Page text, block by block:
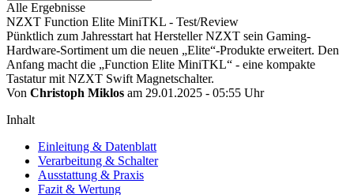
Alle Ergebnisse
NZXT Function Elite MiniTKL - Test/Review
Pünktlich zum Jahresstart hat Hersteller NZXT sein Gaming-
Hardware-Sortiment um die neuen „Elite“-Produkte erweitert. Den
Anfang macht die „Function Elite MiniTKL“ - eine kompakte
Tastatur mit NZXT Swift Magnetschalter.
Von Christoph Miklos am 29.01.2025 - 05:55 Uhr
Inhalt
Einleitung & Datenblatt
Verarbeitung & Schalter
Ausstattung & Praxis
Fazit & Wertung